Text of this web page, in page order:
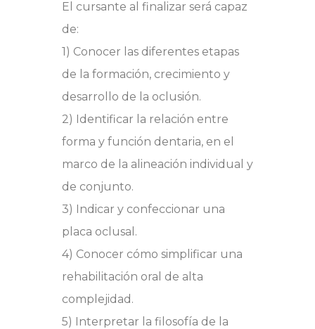
El cursante al finalizar será capaz
de:
1) Conocer las diferentes etapas
de la formación, crecimiento y
desarrollo de la oclusión.
2) Identificar la relación entre
forma y función dentaria, en el
marco de la alineación individual y
de conjunto.
3) Indicar y confeccionar una
placa oclusal.
4) Conocer cómo simplificar una
rehabilitación oral de alta
complejidad.
5) Interpretar la filosofía de la